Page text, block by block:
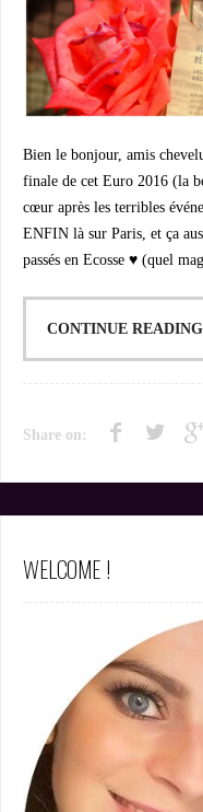
Bien le bonjour, amis
finale de cet Euro 2016 (la
cœur après les terribles
ENFIN là sur Paris, et ça
passés en Ecosse ♥ (quel
CONTINUE
Share on:
WELCOME !